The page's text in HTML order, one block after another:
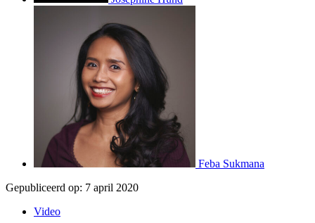
Feba Sukmana
Gepubliceerd op: 7 april 2020
Video